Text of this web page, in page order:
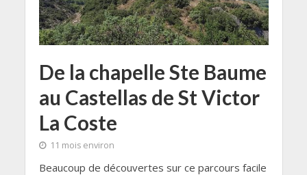
De la chapelle Ste Baume
au Castellas de St Victor
La Coste
11 mois environ
Beaucoup de découvertes sur ce parcours facile